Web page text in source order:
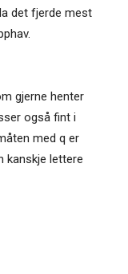
det fjerde mest
gjerne henter
også fint i
med q er
kanskje lettere